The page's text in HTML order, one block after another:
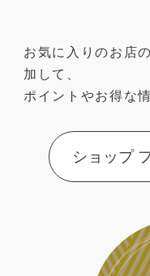
お気に入りのお店
加して、
ポイントやお得な
ショップ